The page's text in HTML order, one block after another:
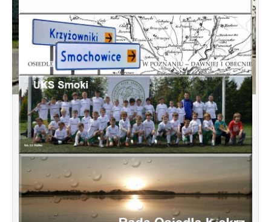
Koncepcja przebudowy ulic Leśnowolskiej
i Łagowskiej